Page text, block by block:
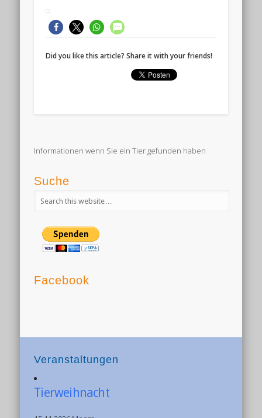
Did you like this article? Share it with your friends!
Informationen wenn Sie ein Tier gefunden haben
Suche
Facebook
Veranstaltungen
Tierweihnacht